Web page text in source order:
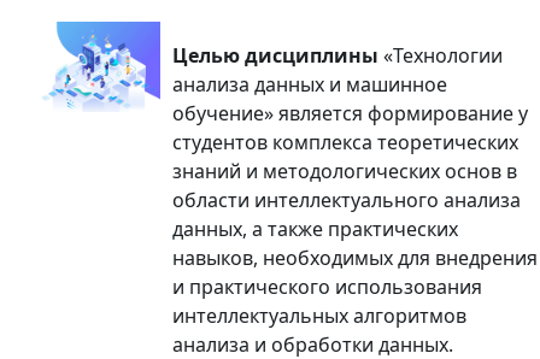
Целью дисциплины «Технологии
анализа данных и машинное
обучение» является формирование у
студентов комплекса теоретических
знаний и методологических основ в
области интеллектуального анализа
данных, а также практических
навыков, необходимых для внедрения
и практического использования
интеллектуальных алгоритмов
анализа и обработки данных.